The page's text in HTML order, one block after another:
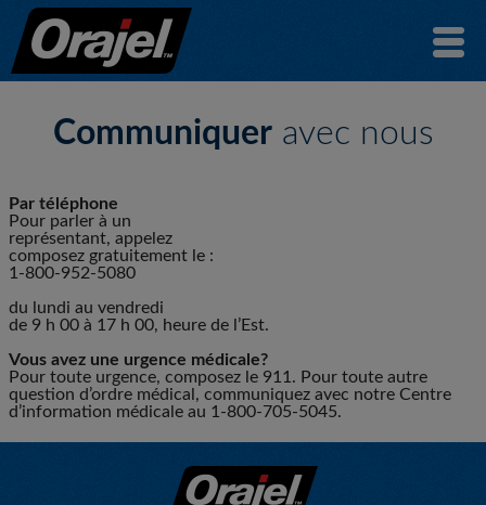
Communiqueravec nous
Par téléphone
Pour parler à un
représentant, appelez
composez gratuitement le :
1-800-952-5080
du lundi au vendredi
de 9 h 00 à 17 h 00, heure de l’Est.
Vous avez une urgence médicale?
Pour toute urgence, composez le 911. Pour toute autre
question d’ordre médical, communiquez avec notre Centre
d’information médicale au 1-800-705-5045.